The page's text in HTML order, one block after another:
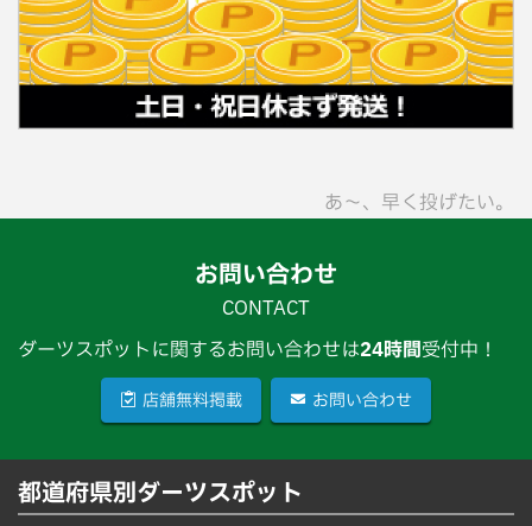
あ〜、早く投げたい。
お問い合わせ
CONTACT
ダーツスポットに関するお問い合わせは24時間受付中！
店舗無料掲載 お問い合わせ
都道府県別ダーツスポット